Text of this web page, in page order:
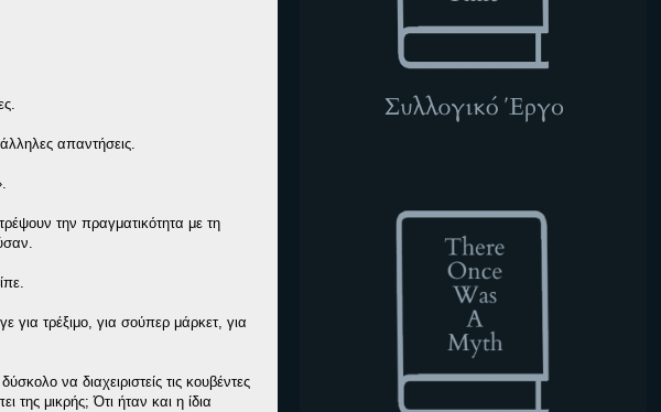
απαντήσεις.
την πραγματικότητα με τη
για τρέξιμο, για σούπερ μάρκετ, για
να διαχειριστείς τις κουβέντες
της μικρής; Ότι ήταν και η ίδια